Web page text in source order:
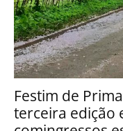
Festim de
terceira edição